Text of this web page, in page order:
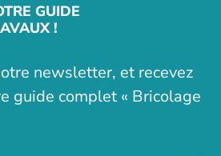
GUIDE
!
newsletter, et recevez
guide complet « Bricolage